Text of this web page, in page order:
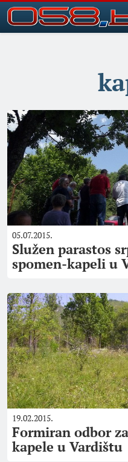
05.07.2015.
Služen parastos
spomen-kapeli u
19.02.2015.
Formiran odbor
kapele u Vardištu